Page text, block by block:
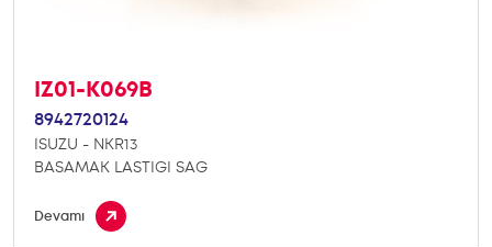
IZ01-K069B
8942720124
ISUZU - NKR13
BASAMAK LASTIGI SAG
Devamı